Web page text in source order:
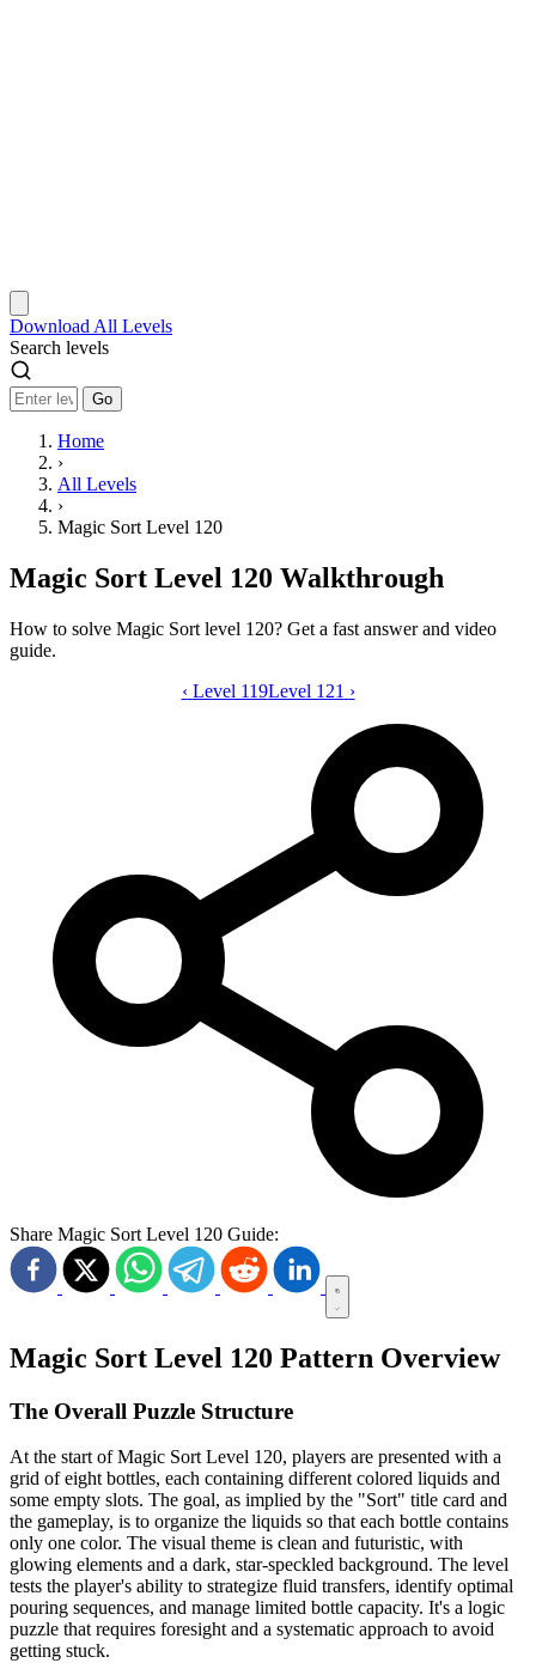
Download All Levels
Search levels
Go
Home
›
All Levels
›
Magic Sort Level 120
Magic Sort Level 120 Walkthrough
How to solve Magic Sort level 120? Get a fast answer and video
guide.
Magic Sort level 120 video guide
‹ Level 119Level 121 ›
Share Magic Sort Level 120 Guide:
Magic Sort Level 120 Pattern Overview
The Overall Puzzle Structure
At the start of Magic Sort Level 120, players are presented with a
grid of eight bottles, each containing different colored liquids and
some empty slots. The goal, as implied by the "Sort" title card and
the gameplay, is to organize the liquids so that each bottle contains
only one color. The visual theme is clean and futuristic, with
glowing elements and a dark, star-speckled background. The level
tests the player's ability to strategize fluid transfers, identify optimal
pouring sequences, and manage limited bottle capacity. It's a logic
puzzle that requires foresight and a systematic approach to avoid
getting stuck.